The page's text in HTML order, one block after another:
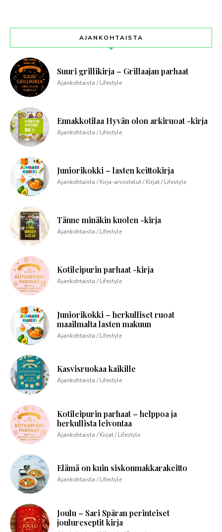
AJANKOHTAISTA
Suuri grillikirja – Grillaajan parhaat
Ajankohtaista / Lifestyle
Ennakkotilaa Hyvän olon arkiruoat -kirja
Ajankohtaista / Lifestyle
Juniorikokki – lasten keittokirja
Ajankohtaista / Kirja-arvostelut / Kirjat / Lifestyle
Tänne minäkin kuolen -kirja
Ajankohtaista / Lifestyle
Kotileipurin parhaat -kirja
Ajankohtaista / Lifestyle
Juniorikokki – herkulliset ruoat
maailmalta lasten makuun
Ajankohtaista / Lifestyle
Kasvisruokaa kaikille
Ajankohtaista / Lifestyle
Kotileipurin parhaat – helppoa ja
herkullista leivontaa
Ajankohtaista / Kirjat / Lifestyle
Elämä on kuin siskonmakkarakeitto
Ajankohtaista / Lifestyle
Joulu – Sari Spåran perinteiset
joulureseptit kirja